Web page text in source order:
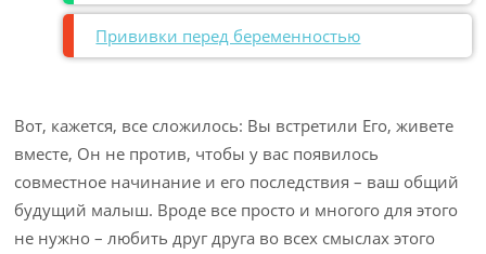
Прививки перед беременностью
Вот, кажется, все сложилось: Вы встретили Его, живете
вместе, Он не против, чтобы у вас появилось
совместное начинание и его последствия – ваш общий
будущий малыш. Вроде все просто и многого для этого
не нужно – любить друг друга во всех смыслах этого